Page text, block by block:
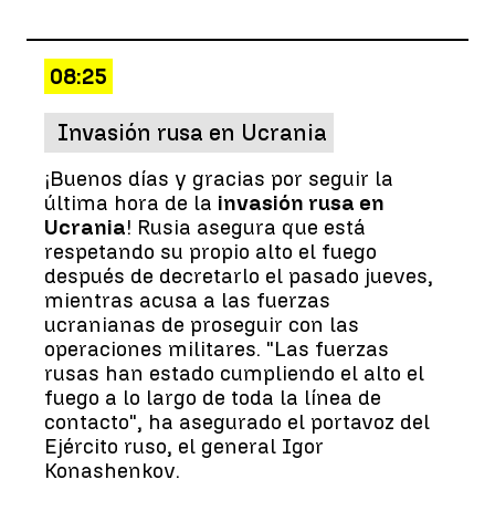
08:25
Invasión rusa en Ucrania
¡Buenos días y gracias por seguir la
última hora de la invasión rusa en
Ucrania! Rusia asegura que está
respetando su propio alto el fuego
después de decretarlo el pasado jueves,
mientras acusa a las fuerzas
ucranianas de proseguir con las
operaciones militares. "Las fuerzas
rusas han estado cumpliendo el alto el
fuego a lo largo de toda la línea de
contacto", ha asegurado el portavoz del
Ejército ruso, el general Igor
Konashenkov.